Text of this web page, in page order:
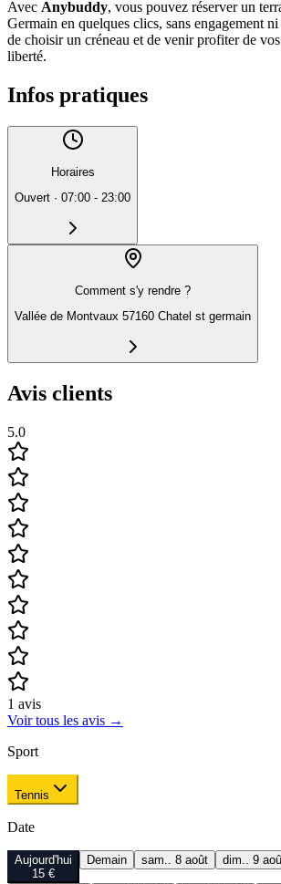
Avec Anybuddy, vous pouvez réserver un
Germain en quelques clics, sans engagement
de choisir un créneau et de venir profiter de
liberté.
Infos pratiques
Horaires
Ouvert · 07:00 - 23:00
Comment s'y rendre ?
Vallée de Montvaux 57160 Chatel st germain
Avis clients
5.0
1 avis
Voir tous les avis →
Sport
Tennis
Date
Aujourd'hui
15 €
Demain sam.. 8 août dim.. 9